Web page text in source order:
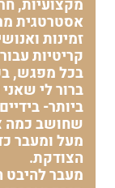
מקצועיות,
אסטרטגית
זמינות
קריטיות
בכל מפגש,
ברור לי
ביותר-
שחושב כמה
מעל ומעבר
הצודקת.
מעבר להיבט